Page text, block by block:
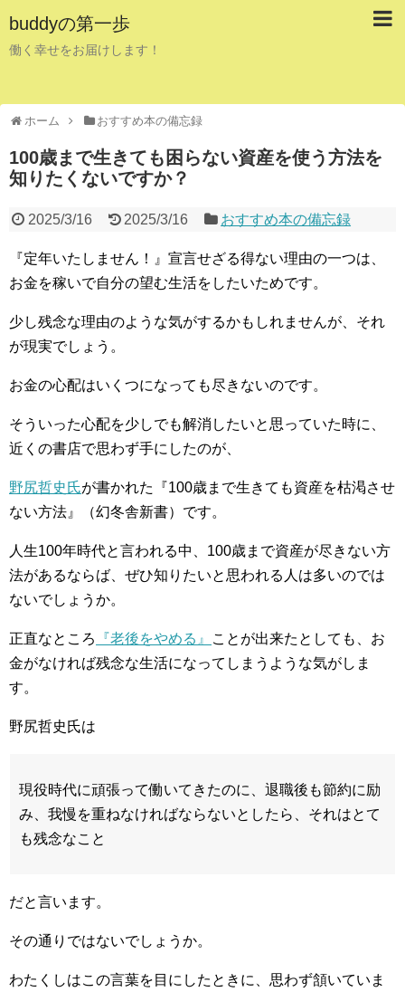
buddyの第一歩
働く幸せをお届けします！
ホーム おすすめ本の備忘録
100歳まで生きても困らない資産を使う方法を
知りたくないですか？
2025/3/16 2025/3/16 おすすめ本の備忘録
『定年いたしません！』宣言せざる得ない理由の一つは、
お金を稼いで自分の望む生活をしたいためです。
少し残念な理由のような気がするかもしれませんが、それ
が現実でしょう。
お金の心配はいくつになっても尽きないのです。
そういった心配を少しでも解消したいと思っていた時に、
近くの書店で思わず手にしたのが、
野尻哲史氏が書かれた『100歳まで生きても資産を枯渇させ
ない方法』（幻冬舎新書）です。
人生100年時代と言われる中、100歳まで資産が尽きない方
法があるならば、ぜひ知りたいと思われる人は多いのでは
ないでしょうか。
正直なところ 『老後をやめる』
ことが出来たとしても、お
金がなければ残念な生活になってしまうような気がしま
す。
野尻哲史氏は
現役時代に頑張って働いてきたのに、退職後も節約に励
み、我慢を重ねなければならないとしたら、それはとて
も残念なこと
だと言います。
その通りではないでしょうか。
わたくしはこの言葉を目にしたときに、思わず頷いていま